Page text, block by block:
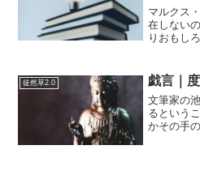
マルクス
在しない
りおもし
事実があ
交えた例
徒然草2.0 戯言｜
文筆家の
るという
かその手